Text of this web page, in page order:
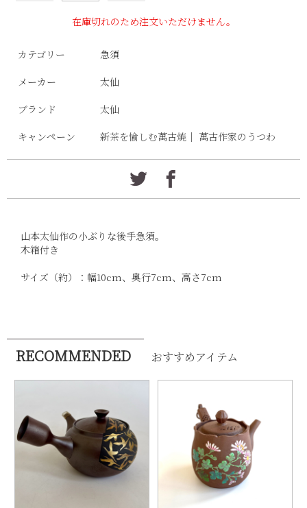
在庫切れのため注文いただけません。
カテゴリー
急須
メーカー
太仙
ブランド
太仙
キャンペーン
新茶を愉しむ萬古焼 ｜ 萬古作家のうつわ
山本太仙作の小ぶりな後手急須。
木箱付き
サイズ（約）：幅10cm、奥行7cm、高さ7cm
RECOMMENDED おすすめアイテム